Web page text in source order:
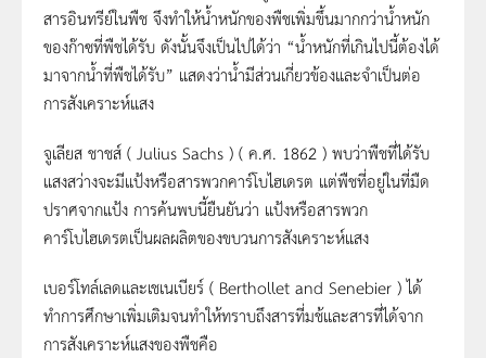
สารอินทรีย์ในพืช จึงทำให้น้ำหนักของพืชเพิ่มขึ้นมากกว่าน้ำหนัก
ของก๊าซที่พืชได้รับ ดังนั้นจึงเป็นไปได้ว่า “น้ำหนักที่เกินไปนี้ต้องได้
มาจากน้ำที่พืชได้รับ” แสดงว่าน้ำมีส่วนเกี่ยวข้องและจำเป็นต่อ
การสังเคราะห์แสง
จูเลียส ชาชส์ ( Julius Sachs ) ( ค.ศ. 1862 ) พบว่าพืชที่ได้รับ
แสงสว่างจะมีแป้งหรือสารพวกคาร์โบไฮเดรต แต่พืชที่อยู่ในที่มืด
ปราศจากแป้ง การค้นพบนี้ยืนยันว่า แป้งหรือสารพวก
คาร์โบไฮเดรตเป็นผลผลิตของขบวนการสังเคราะห์แสง
เบอร์โทล์เลดและเชเนเบียร์ ( Berthollet and Senebier ) ได้
ทำการศึกษาเพิ่มเติมจนทำให้ทราบถึงสารที่มช้และสารที่ได้จาก
การสังเคราะห์แสงของพืชคือ